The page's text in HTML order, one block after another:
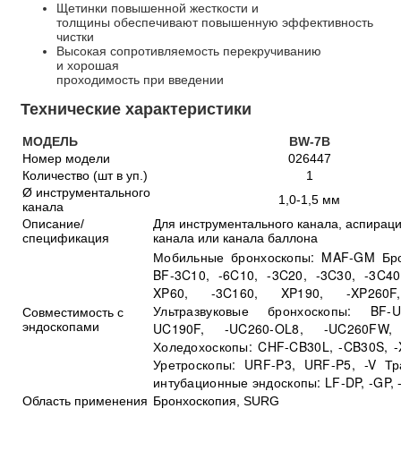
Щетинки повышенной жесткости и
толщины обеспечивают повышенную эффективность
чистки
Высокая сопротивляемость перекручиванию
и хорошая
проходимость при введении
Технические характеристики
МОДЕЛЬ
BW-7B
Номер модели
026447
Количество (шт в уп.)
1
Ø инструментального
канала
1,0-1,5 мм
Описание/
спецификация
Для инструментального канала,
канала или канала баллона
Совместимость с
эндоскопами
Мобильные бронхоскопы: MAF-GM
BF-3C10, -6C10, -3C20, -3C30, -
XP60, -3C160, XP190, -
Ультразвуковые бронхоскопы:
UC190F, -UC260-OL8, -
Холедохоскопы: CHF-CB30L, -CB30S,
Уретроскопы: URF-P3, URF-P5, -V
интубационные эндоскопы: LF-DP, -GP,
Область применения Бронхоскопия, SURG